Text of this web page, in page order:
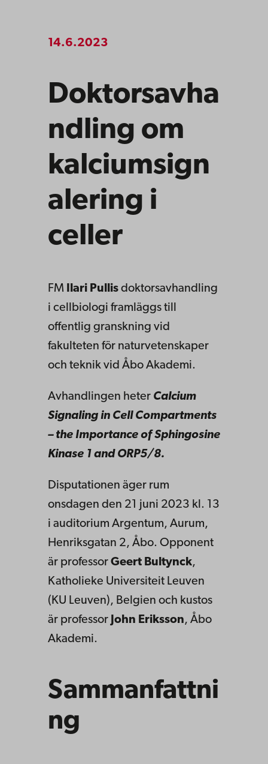
14.6.2023
Doktorsavha
ndling om
kalciumsign
alering i
celler
FM Ilari Pullis doktorsavhandling
i cellbiologi framläggs till
offentlig granskning vid
fakulteten för naturvetenskaper
och teknik vid Åbo Akademi.
Avhandlingen heter Calcium
Signaling in Cell Compartments
– the Importance of Sphingosine
Kinase 1 and ORP5/8.
Disputationen äger rum
onsdagen den 21 juni 2023 kl. 13
i auditorium Argentum, Aurum,
Henriksgatan 2, Åbo. Opponent
är professor Geert Bultynck,
Katholieke Universiteit Leuven
(KU Leuven), Belgien och kustos
är professor John Eriksson, Åbo
Akademi.
Sammanfattni
ng